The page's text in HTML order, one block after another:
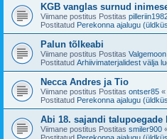
KGB vanglas surnud
Viimane postitus Postitas
Postitatud Perekonna ajalugu
Palun tõlkeabi
Viimane postitus Postitas Valgemoon
Postitatud Arhiivimaterjalidest välja
Necca Andres ja Tio
Viimane postitus Postitas ontser85 «
Postitatud Perekonna ajalugu
Abi 18. sajandi
Viimane postitus Postitas smiler900
Postitatud Perekonna ajalugu